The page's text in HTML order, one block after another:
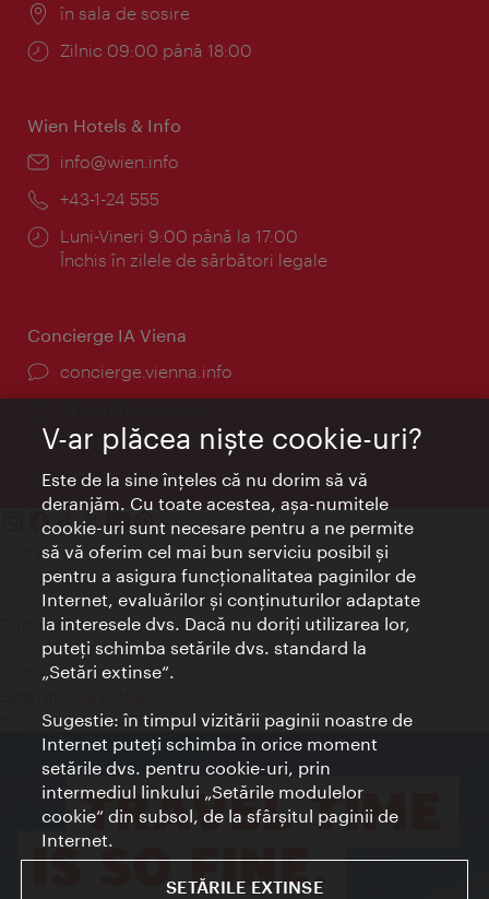
Locul:
în sala de sosire
Program:
Zilnic 09:00 până 18:00
Wien Hotels & Info
E-
info@wien.info
Telefon:
+43-1-24 555
Program:
Luni-Vineri 9:00 până la 17:00
Închis în zilele de sărbători legale
Concierge IA Viena
concierge.vienna.info
Contact
Credits
Declaraţie privind protecţia datelor
Terms of Use
Accesibilitate
Contact presa
© Copyright Wien Tourismus
V-ar plăcea nişte cookie-uri?
Este de la sine înţeles că nu dorim să vă
deranjăm. Cu toate acestea, aşa-numitele
cookie-uri sunt necesare pentru a ne permite
să vă oferim cel mai bun serviciu posibil şi
pentru a asigura funcţionalitatea paginilor de
Internet, evaluărilor şi conţinuturilor adaptate
la interesele dvs. Dacă nu doriţi utilizarea lor,
puteţi schimba setările dvs. standard la
„Setări extinse“.
Sugestie: în timpul vizitării paginii noastre de
Internet puteţi schimba în orice moment
setările dvs. pentru cookie-uri, prin
intermediul linkului „Setările modulelor
cookie“ din subsol, de la sfârşitul paginii de
Internet.
SETĂRILE EXTINSE